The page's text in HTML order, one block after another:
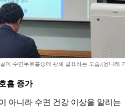
이 수면무호흡증에 관해 발표하는 모습.(윤나래
흡 증가
아니라 수면 건강 이상을 알리는